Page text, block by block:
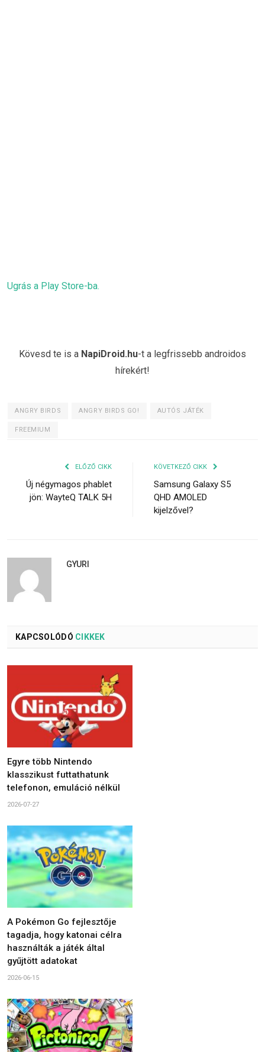
Ugrás a Play Store-ba.
Kövesd te is a NapiDroid.hu-t a legfrissebb androidos
hírekért!
ANGRY BIRDS ANGRY BIRDS GO! AUTÓS JÁTÉK
FREEMIUM
ELŐZŐ CIKK
Új négymagos phablet
jön: WayteQ TALK 5H
KÖVETKEZŐ CIKK
Samsung Galaxy S5
QHD AMOLED
kijelzővel?
GYURI
KAPCSOLÓDÓ CIKKEK
Egyre több Nintendo
klasszikust futtathatunk
telefonon, emuláció nélkül
2026-07-27
A Pokémon Go fejlesztője
tagadja, hogy katonai célra
használták a játék által
gyűjtött adatokat
2026-06-15